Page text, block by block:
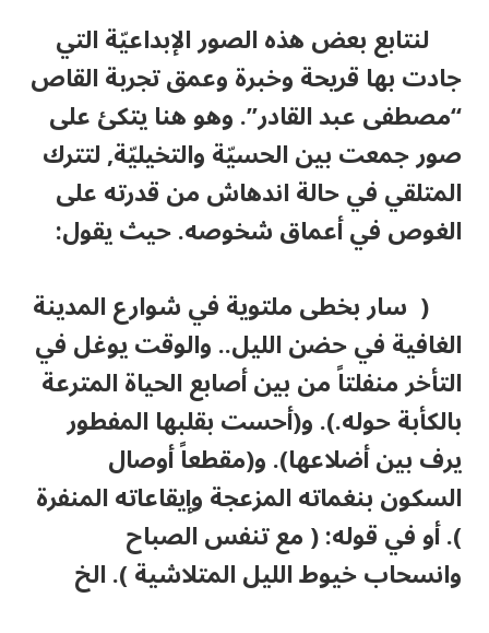
لنتابع بعض هذه الصور الإبداعيّة التي
جادت بها قريحة وخبرة وعمق تجربة القاص
“مصطفى عبد القادر”. وهو هنا يتكئ على
صور جمعت بين الحسيّة والتخيليّة, لتترك
المتلقي في حالة اندهاش من قدرته على
الغوص في أعماق شخوصه. حيث يقول:
( سار بخطى ملتوية في شوارع المدينة
الغافية في حضن الليل.. والوقت يوغل في
التأخر منفلتاً من بين أصابع الحياة المترعة
بالكأبة حوله.). و(أحست بقلبها المفطور
يرف بين أضلاعها). و(مقطعاً أوصال
السكون بنغماته المزعجة وإيقاعاته المنفرة
). أو في قوله: ( مع تنفس الصباح
وانسحاب خيوط الليل المتلاشية ). الخ